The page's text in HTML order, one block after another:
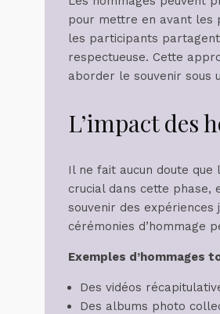
pour mettre en avant les
les participants
respectueuse. Cette
aborder le souvenir sous
L’impact des
Il ne fait aucun doute
crucial dans cette
souvenir des
cérémonies d’hommage
Exemples d’hommages
Des vidéos
Des albums photo